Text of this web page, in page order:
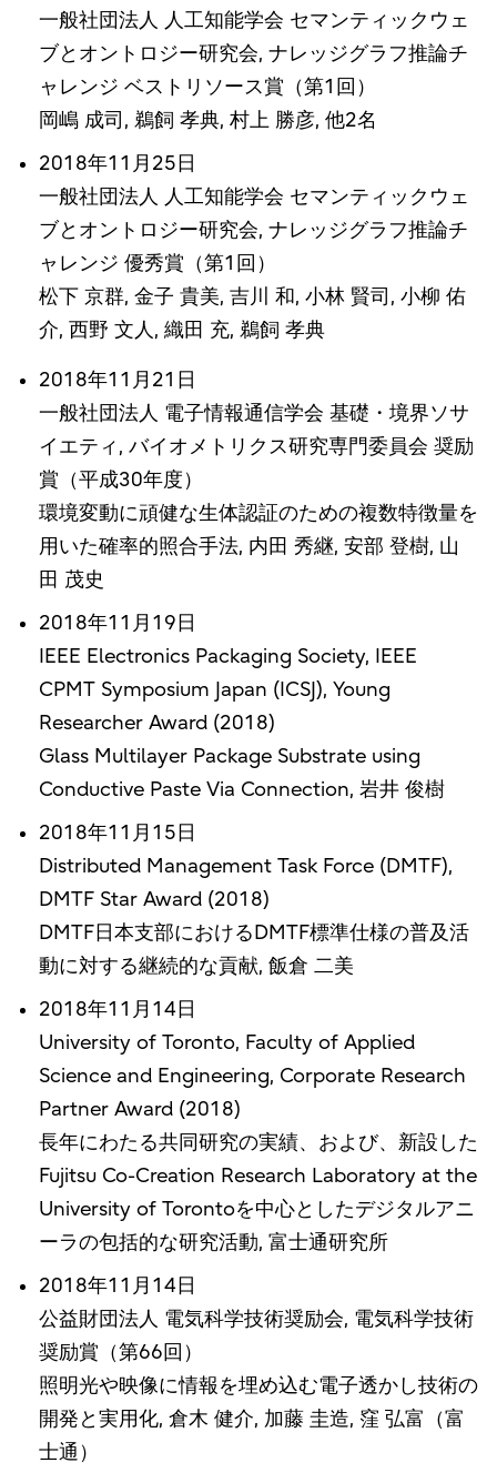
一般社団法人 人工知能学会 セマンティックウェ
ブとオントロジー研究会, ナレッジグラフ推論チ
ャレンジ ベストリソース賞（第1回）
岡嶋 成司, 鵜飼 孝典, 村上 勝彦, 他2名
2018年11月25日
一般社団法人 人工知能学会 セマンティックウェ
ブとオントロジー研究会, ナレッジグラフ推論チ
ャレンジ 優秀賞（第1回）
松下 京群, 金子 貴美, 吉川 和, 小林 賢司, 小柳 佑
介, 西野 文人, 織田 充, 鵜飼 孝典
2018年11月21日
一般社団法人 電子情報通信学会 基礎・境界ソサ
イエティ, バイオメトリクス研究専門委員会 奨励
賞（平成30年度）
環境変動に頑健な生体認証のための複数特徴量を
用いた確率的照合手法, 内田 秀継, 安部 登樹, 山
田 茂史
2018年11月19日
IEEE Electronics Packaging Society, IEEE
CPMT Symposium Japan (ICSJ), Young
Researcher Award (2018)
Glass Multilayer Package Substrate using
Conductive Paste Via Connection, 岩井 俊樹
2018年11月15日
Distributed Management Task Force (DMTF),
DMTF Star Award (2018)
DMTF日本支部におけるDMTF標準仕様の普及活
動に対する継続的な貢献, 飯倉 二美
2018年11月14日
University of Toronto, Faculty of Applied
Science and Engineering, Corporate Research
Partner Award (2018)
長年にわたる共同研究の実績、および、新設した
Fujitsu Co-Creation Research Laboratory at the
University of Torontoを中心としたデジタルアニ
ーラの包括的な研究活動, 富士通研究所
2018年11月14日
公益財団法人 電気科学技術奨励会, 電気科学技術
奨励賞（第66回）
照明光や映像に情報を埋め込む電子透かし技術の
開発と実用化, 倉木 健介, 加藤 圭造, 窪 弘富（富
士通）